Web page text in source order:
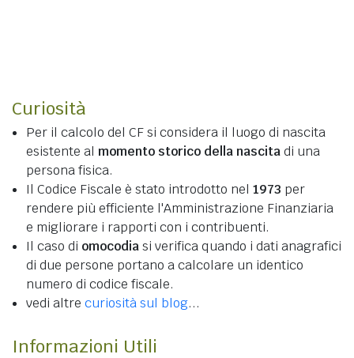
Curiosità
Per il calcolo del CF si considera il luogo di nascita
esistente al momento storico della nascitadi una
persona fisica.
Il Codice Fiscale è stato introdotto nel 1973 per
rendere più efficiente l'Amministrazione Finanziaria
e migliorare i rapporti con i contribuenti.
Il caso di omocodiasi verifica quando i dati anagrafici
di due persone portano a calcolare un identico
numero di codice fiscale.
vedi altre curiosità sul blog...
Informazioni Utili